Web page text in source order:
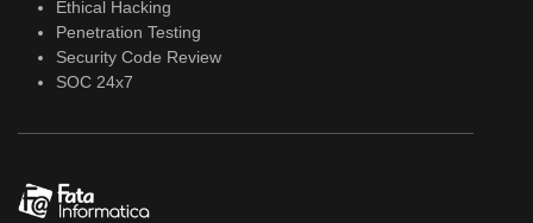
Ethical Hacking
Penetration Testing
Security Code Review
SOC 24x7